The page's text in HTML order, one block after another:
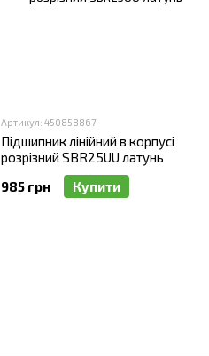
Артикул: 450858867
Підшипник лінійний в корпусі
розрізний SBR25UU латунь
985 грн
Купити